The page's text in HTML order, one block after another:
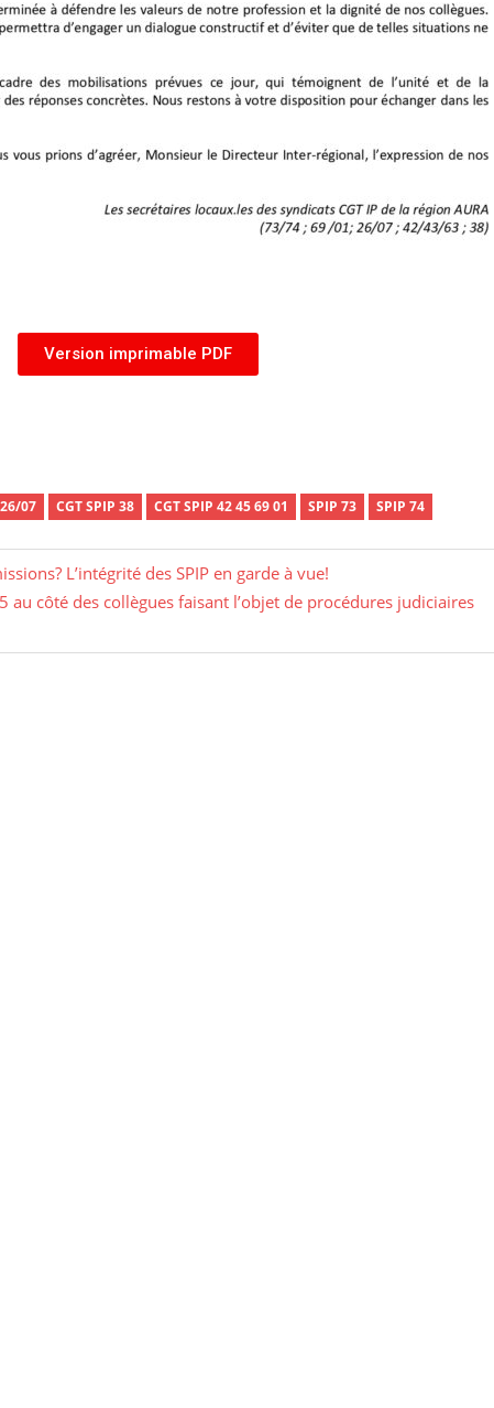
Version imprimable PDF
07 CGT SPIP 38 CGT SPIP 42 45 69 01 SPIP 73 SPIP 74
L’intégrité des SPIP en garde à vue!
au côté des collègues faisant l’objet de procédures judiciaires